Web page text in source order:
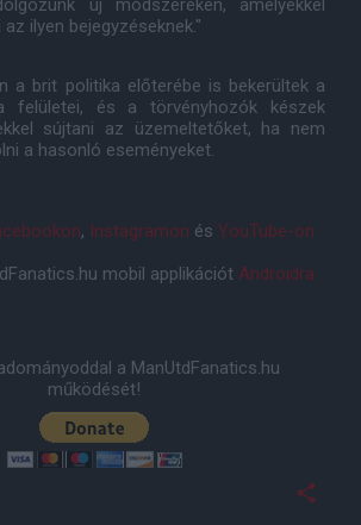
új módszereken, amelyekkel
ilyen bejegyzéseknek."
a brit politika előterébe is bekerültek a
felületei, és a törvényhozók készek
sújtani az üzemeltetőket, ha nem
a hasonló eseményeket.
, Instagramon és YouTube-on
mobil applikációt Androidra
a ManUtdFanatics.hu
működését!